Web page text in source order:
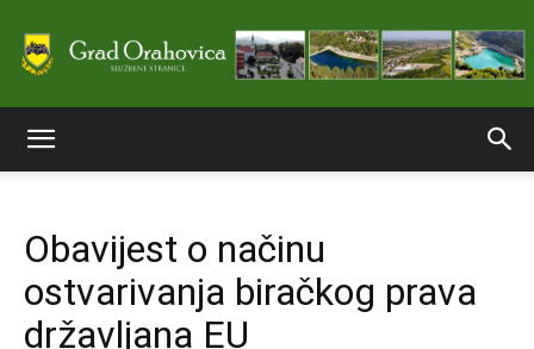
stranice
Obavijest o načinu
ostvarivanja biračkog prava
državljana EU